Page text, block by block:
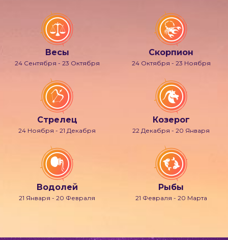
Весы
24 Сентября - 23 Октября
Скорпион
24 Октября - 23 Ноября
Стрелец
24 Ноября - 21 Декабря
Козерог
22 Декабря - 20 Января
Водолей
21 Января - 20 Февраля
Рыбы
21 Февраля - 20 Марта